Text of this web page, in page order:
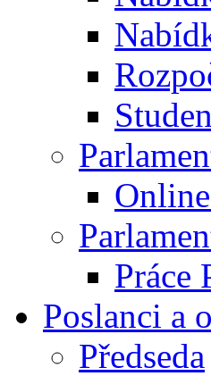
Práce
Poslanci a
Předseda